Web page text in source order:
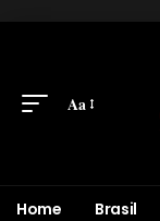
Aa
Home Brasil